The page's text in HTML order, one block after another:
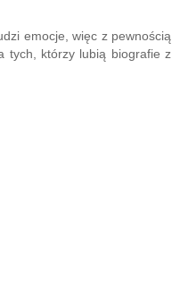
emocje, więc z pewnością
tych, którzy lubią biografie z